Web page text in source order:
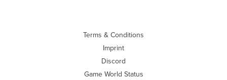
Terms & Conditions
Imprint
Discord
Game World Status